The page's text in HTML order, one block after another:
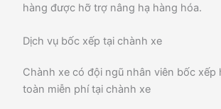
hàng được hỡ trợ nâng hạ hàng hóa.
Dịch vụ bốc xếp tại chành xe
Chành xe có đội ngũ nhân viên bốc xếp
toàn miễn phí tại chành xe